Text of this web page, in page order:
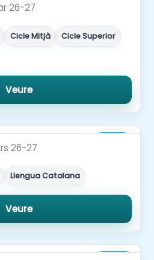
26-27
Cicle Mitjà
Cicle Superior
Veure
26-27
Llengua Catalana
Veure